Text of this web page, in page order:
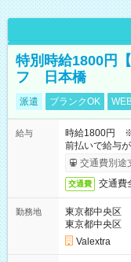
特別時給1800円
フ 日本橋
派遣 ブランクOK
給与
時給1800円 ※
前払いで給与
交通費別途
交通費 交通費
勤務地
東京都中央区
東京都中央区
Valextra